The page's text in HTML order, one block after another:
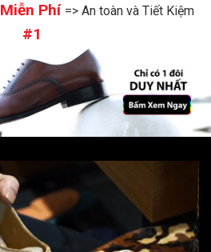
Miễn Phí => An toàn và Tiết Kiệm
#1